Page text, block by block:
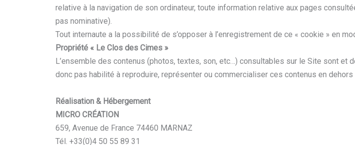
relative à la navigation de son ordinateur, toute information relative aux pages
pas nominative).
Tout internaute a la possibilité de s’opposer à l’enregistrement de ce « cookie » en
Propriété « Le Clos des Cimes »
L’ensemble des contenus (photos, textes, son, etc…) consultables sur le Site sont et
donc pas habilité à reproduire, représenter ou commercialiser ces contenus en
Réalisation & Hébergement
MICRO CRÉATION
659, Avenue de France 74460 MARNAZ
Tél. +33(0)4 50 55 89 31